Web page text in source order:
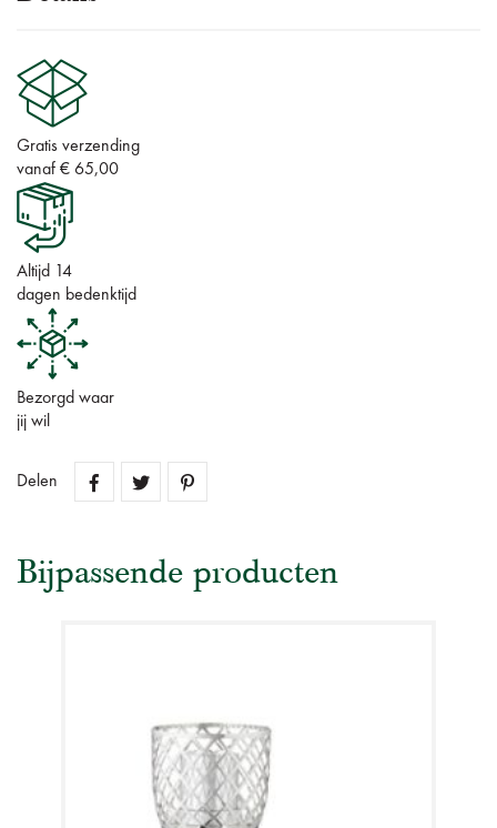
Gratis verzending
vanaf € 65,00
Altijd 14
dagen bedenktijd
Bezorgd waar
jij wil
Delen
Bijpassende producten